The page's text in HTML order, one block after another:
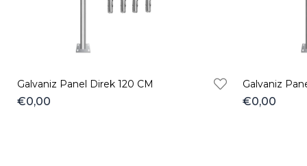
Galvaniz Panel Direk 120 CM
€0,00
Galvaniz
€0,00